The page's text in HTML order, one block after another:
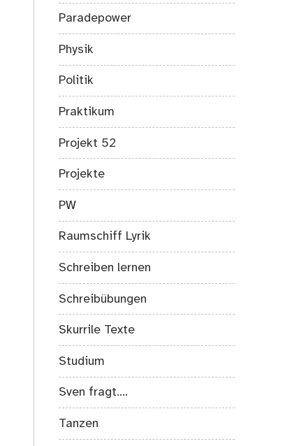
Paradepower
Physik
Politik
Praktikum
Projekt 52
Projekte
PW
Raumschiff Lyrik
Schreiben lernen
Schreibübungen
Skurrile Texte
Studium
Sven fragt….
Tanzen